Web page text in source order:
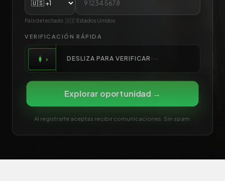
País detectado: 🇺🇸 Estados Unidos
VERIFICACIÓN RÁPIDA
DESLIZA PARA VERIFICAR ›
›
Explorar oportunidad →
Al registrarte aceptas recibir comunicaciones. Sin spam.